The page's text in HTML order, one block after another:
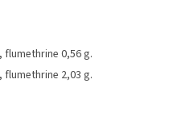
0,56 g.
2,03 g.